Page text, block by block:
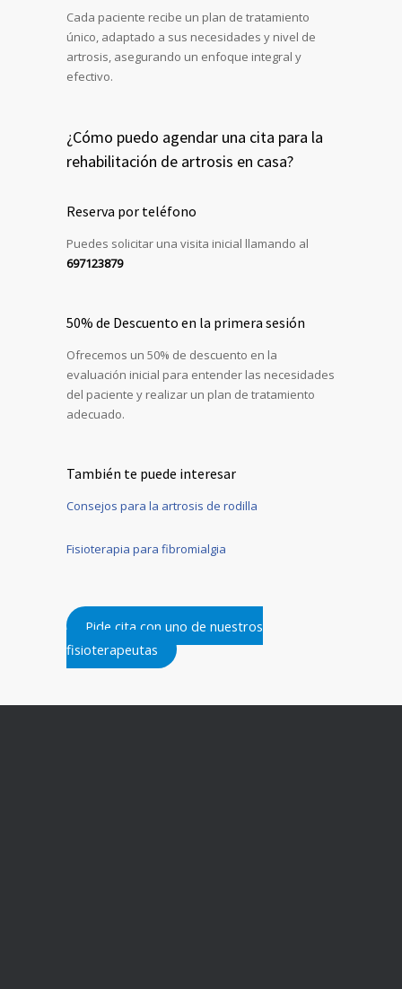
Cada paciente recibe un plan de tratamiento
único, adaptado a sus necesidades y nivel de
artrosis, asegurando un enfoque integral y
efectivo.
¿Cómo puedo agendar una cita para la
rehabilitación de artrosis en casa?
Reserva por teléfono
Puedes solicitar una visita inicial llamando al
697123879
50% de Descuento en la primera sesión
Ofrecemos un 50% de descuento en la
evaluación inicial para entender las necesidades
del paciente y realizar un plan de tratamiento
adecuado.
También te puede interesar
Consejos para la artrosis de rodilla
Fisioterapia para fibromialgia
Pide cita con uno de nuestros
fisioterapeutas